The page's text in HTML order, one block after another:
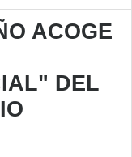
ACOGE
DEL